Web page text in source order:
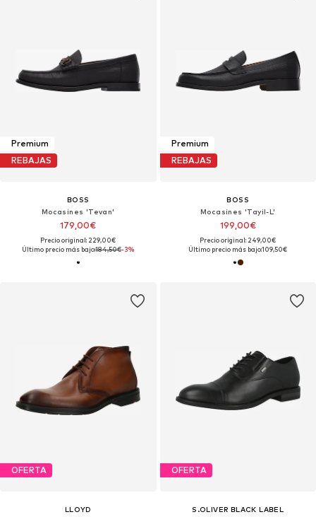
Premium
REBAJAS
BOSS
Mocasines 'Tevan'
179,00€
Precio original: 229,00€
Último precio más bajo:184,50€-3%
Premium
REBAJAS
BOSS
Mocasines 'Tayil-L'
199,00€
Precio original: 249,00€
Último precio más bajo:109,50€
OFERTA
LLOYD
OFERTA
S.OLIVER BLACK LABEL